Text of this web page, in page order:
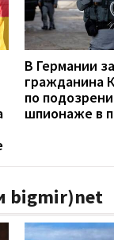
В Германии
гражданина
по
шпионаже в
bigmir)net